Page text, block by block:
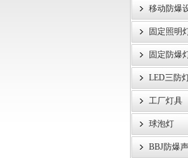
浙江旗本电气
移动防爆
固定照明
固定防爆
LED三防
工厂灯具
球泡灯
BBJ防爆